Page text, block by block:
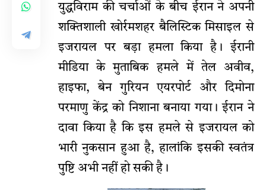
युद्धविराम की चर्चाओं के बीच ईरान ने अपनी
शक्तिशाली खोर्रमशहर बैलिस्टिक मिसाइल से
इजरायल पर बड़ा हमला किया है। ईरानी
मीडिया के मुताबिक हमले में तेल अवीव,
हाइफा, बेन गुरियन एयरपोर्ट और दिमोना
परमाणु केंद्र को निशाना बनाया गया। ईरान ने
दावा किया है कि इस हमले से इजरायल को
भारी नुकसान हुआ है, हालांकि इसकी स्वतंत्र
पुष्टि अभी नहीं हो सकी है।